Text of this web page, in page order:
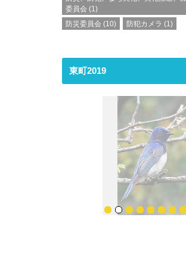
委員会 (1)
防災委員会 (10) 防犯カメラ (1)
東町2019